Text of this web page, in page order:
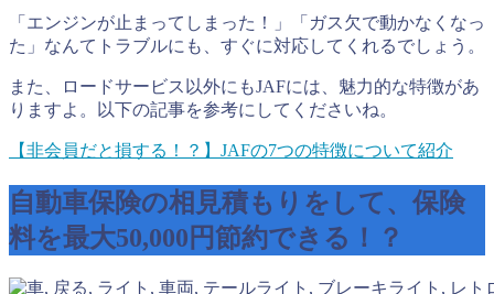
「エンジンが止まってしまった！」「ガス欠で動かなくなっ
た」なんてトラブルにも、すぐに対応してくれるでしょう。
また、ロードサービス以外にもJAFには、魅力的な特徴があ
りますよ。以下の記事を参考にしてくださいね。
【非会員だと損する！？】JAFの7つの特徴について紹介
自動車保険の相見積もりをして、保険
料を最大50,000円節約できる！？